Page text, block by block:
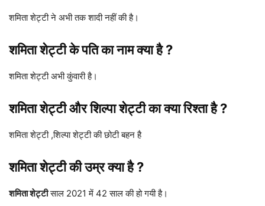
शमिता शेट्टी ने अभी तक शादी नहीं की है।
शमिता शेट्टी के पति का नाम क्या है ?
शमिता शेट्टी अभी कुंवारी है।
शमिता शेट्टी और शिल्पा शेट्टी का क्या रिश्ता है ?
शमिता शेट्टी ,शिल्पा शेट्टी की छोटी बहन है
शमिता शेट्टी की उम्र क्या है ?
शमिता शेट्टीसाल 2021 में 42 साल की हो गयी है।